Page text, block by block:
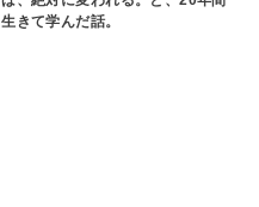
生きて学んだ話。